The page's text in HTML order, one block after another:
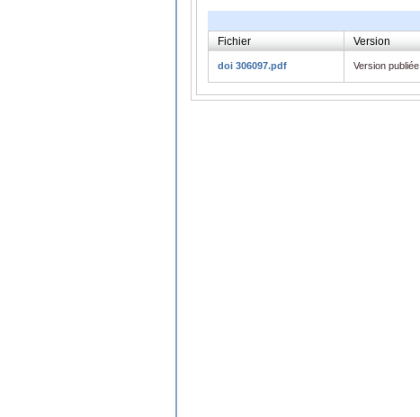
Fichier Version
doi 306097.pdf Version publiée